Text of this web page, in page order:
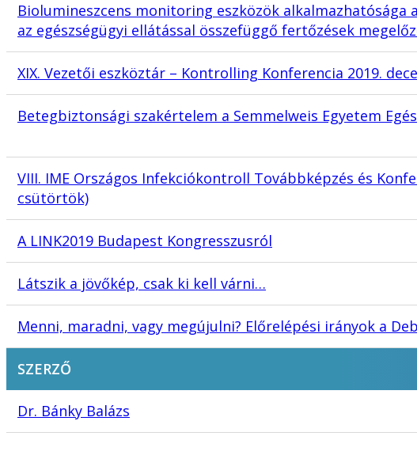
Biolumineszcens monitoring eszközök
az egészségügyi ellátással összefüggő fertőzések
XIX. Vezetői eszköztár – Kontrolling Konferencia 2019.
Betegbiztonsági szakértelem a Semmelweis Egyetem
VIII. IME Országos Infekciókontroll Továbbképzés és
csütörtök)
A LINK2019 Budapest Kongresszusról
Látszik a jövőkép, csak ki kell várni…
Menni, maradni, vagy megújulni? Előrelépési irányok a
SZERZŐ
Dr. Bánky Balázs